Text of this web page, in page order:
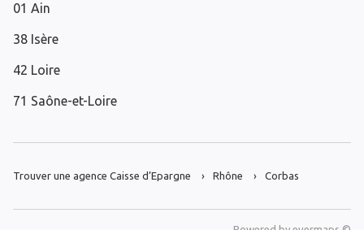
01 Ain
38 Isère
42 Loire
71 Saône-et-Loire
Trouver une agence Caisse d’Epargne Rhône Corbas